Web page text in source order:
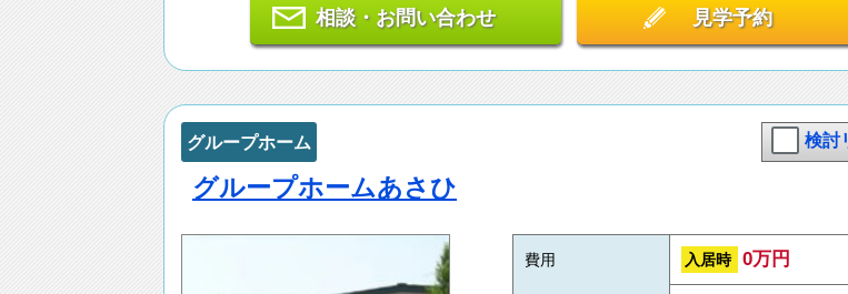
相談・お問い合わせ 見学予約
グループホーム 検討
グループホームあさひ
費用 入居時 0万円